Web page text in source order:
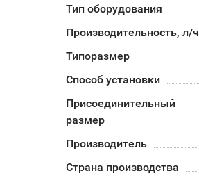
Тип оборудования
Производительность, л/ч
Типоразмер
Способ установки
Присоединительный
размер
Производитель
Страна производства